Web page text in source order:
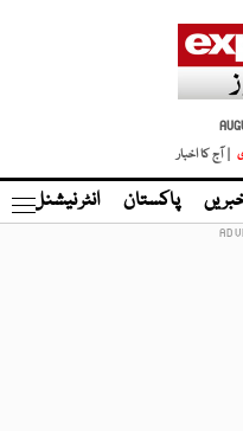
| آج کا اخبار
پاکستان انٹر نیشنل